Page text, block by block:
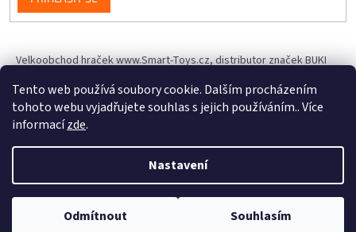
Tento web používá soubory cookie. Dalším procházením
tohoto webu vyjadřujete souhlas s jejich používáním.. Více
informacízde.
Nastavení
Odmítnout Souhlasím
Velkoobchod hraček www.Smart-Toys.cz, distributor značek BUKI
Copyright 2026IQhracky.cz. Všechna práva vyhrazena.Upravit